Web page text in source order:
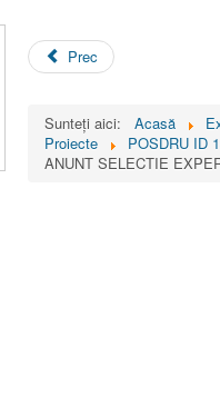
Prec
Sunteți aici: Acasă
Proiecte
POSDRU ID
ANUNT SELECTIE